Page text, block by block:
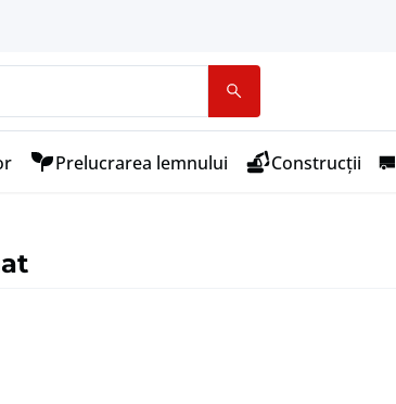
Prelucrarea lemnului Construcții